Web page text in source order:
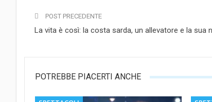
POST PRECEDENTE
La vita è così: la costa sarda, un allevatore e la sua
POTREBBE PIACERTI ANCHE